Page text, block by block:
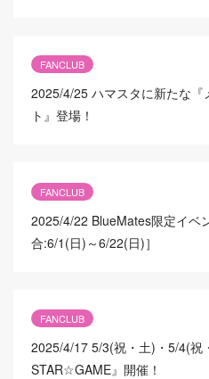
FANCLUB
2025/4/25 ハマスタに新たな『
ト』登場！
FANCLUB
2025/4/22 BlueMates限定イベ
合:6/1(日)～6/22(日)］
FANCLUB
2025/4/17 5/3(祝・土)・5/4(祝
STAR☆GAME』開催！